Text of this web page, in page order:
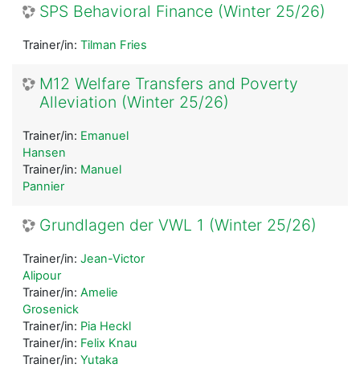
SPS Behavioral Finance (Winter 25/26)
Trainer/in: Tilman Fries
M12 Welfare Transfers and Poverty
Alleviation (Winter 25/26)
Trainer/in: Emanuel
Hansen
Trainer/in: Manuel
Pannier
Grundlagen der VWL 1 (Winter 25/26)
Trainer/in: Jean-Victor
Alipour
Trainer/in: Amelie
Grosenick
Trainer/in: Pia Heckl
Trainer/in: Felix Knau
Trainer/in: Yutaka